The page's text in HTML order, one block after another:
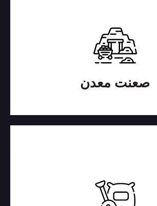
صعنت معدن
دماهای بسیار بالا، حرکات نوسانی
و فشارهایی زیاد از جمله...
فرآیند چالشی است. حالت ایده‌آل در
تولید محصولات با اطمینان بالا...